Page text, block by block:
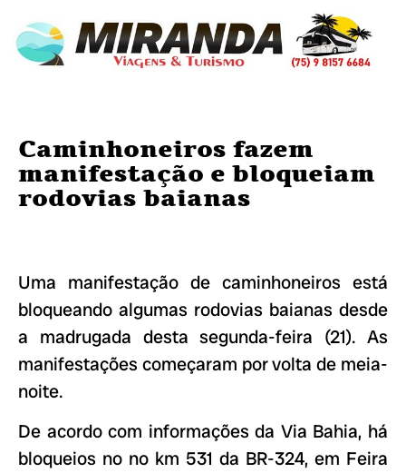
Caminhoneiros fazem
manifestação e bloqueiam
rodovias baianas
Uma manifestação de caminhoneiros está
bloqueando algumas rodovias baianas desde
a madrugada desta segunda-feira (21). As
manifestações começaram por volta de meia-
noite.
De acordo com informações da Via Bahia, há
bloqueios no no km 531 da BR-324, em Feira